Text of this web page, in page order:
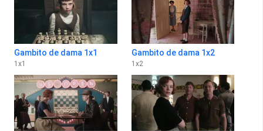
Gambito de dama 1x1
1 x1
Gambito de dama 1x2
1 x2